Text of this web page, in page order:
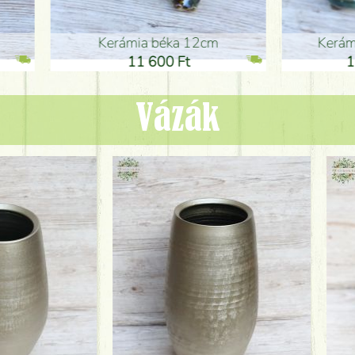
béka 12cm
600 Ft
Kerámia béka 12cm
11 600 Ft
Vázák